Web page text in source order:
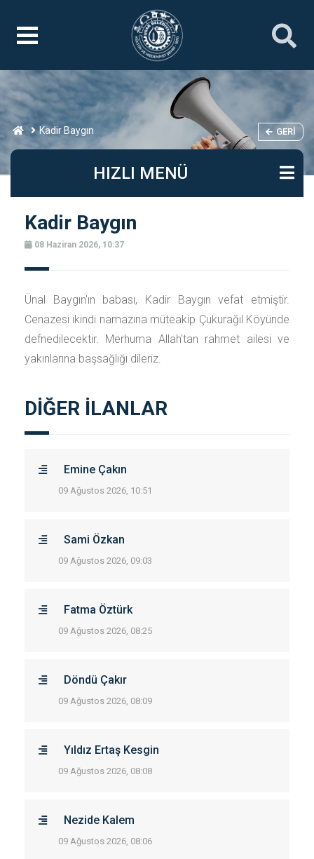
Kadir Baygın GERI
HIZLI MENÜ
Kadir Baygın
08 Haziran 2026, 10:37
Ünal Baygın'ın babası, Kadir Baygın vefat etmiştir.
Cenazesi ikindi namazına müteakip Çukurağıl Köyünde
defnedilecektir. Merhuma Allah'tan rahmet ailesi ve
yakınlarına başsağlığı dileriz.
DİĞER İLANLAR
Emine Çakın
09 Ağustos 2026, 10:51
Sami Özkan
09 Ağustos 2026, 09:03
Fatma Öztürk
09 Ağustos 2026, 08:25
Döndü Çakır
09 Ağustos 2026, 08:09
Yıldız Ertaş Kesgin
09 Ağustos 2026, 08:08
Nezide Kalem
09 Ağustos 2026, 08:06